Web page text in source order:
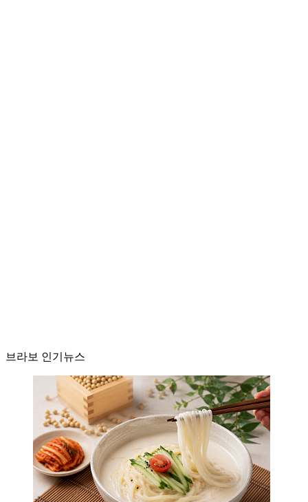
브라보 인기뉴스